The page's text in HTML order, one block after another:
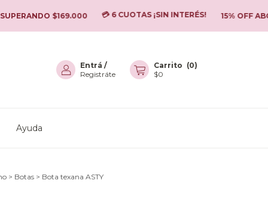
$169.000 💳 6 CUOTAS ¡SIN INTERÉS! 15% OFF
Entrá /
Registráte
Carrito (0)
$0
Ayuda
> Botas > Bota texana ASTY